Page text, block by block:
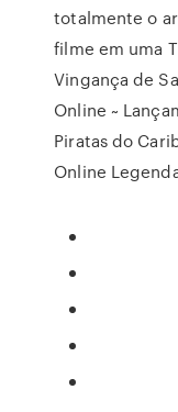
totalmente o
filme em uma
Vingança de
Online ~
Piratas do
Online